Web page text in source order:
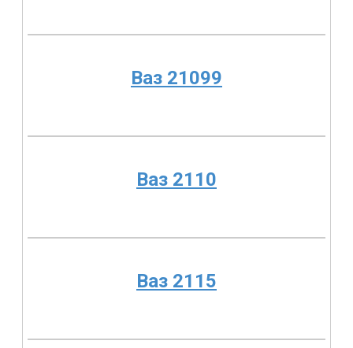
Ваз 21099
Ваз 2110
Ваз 2115